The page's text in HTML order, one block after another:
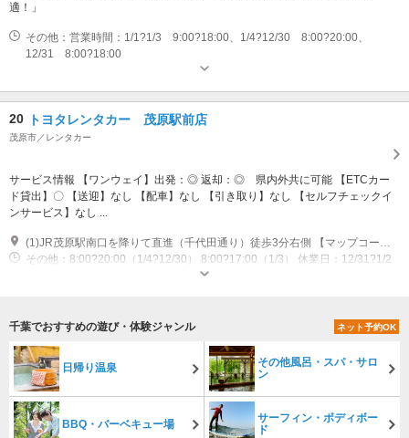
適！」
その他：営業時間：1/1?1/3 9:00?18:00、1/4?12/30 8:00?20:00、
12/31 8:00?18:00
20 トヨタレンタカー 茂原駅前店
茂原市／レンタカー
サービス情報 【ワンウェイ】出発：◎ 返却：◎ 県内外共に可能 【ETCカー
ド貸出】〇 【送迎】なし 【配車】なし 【引き取り】なし 【セルフチェックイ
ンサービス】なし ...
(1)JR茂原駅南口を降りて直進（千代田通り）徒歩3分右側 【マップコード】130621497*16
その他：8:00?20:00（1/4?12/30） 8:00?17:00（1/3） 休業日：12/31?1/2
千葉でおすすめの遊び・体験ジャンル ネット予約OK
日帰り温泉
その他風呂・スパ・サロ
ン
BBQ・バーベキュー場
サーフィン・ボディボー
ド